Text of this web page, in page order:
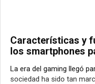
Características y
los smartphones
La era del gaming llegó
sociedad ha sido tan